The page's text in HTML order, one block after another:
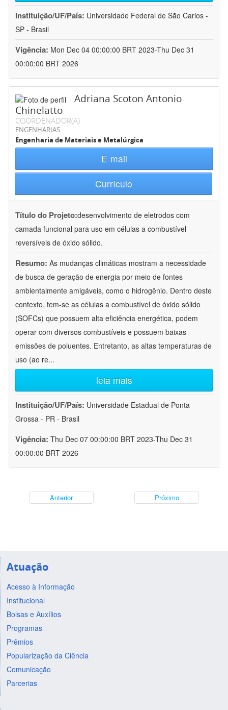
Instituição/UF/País: Universidade Federal de São Carlos -
SP - Brasil
Vigência: Mon Dec 04 00:00:00 BRT 2023-Thu Dec 31
00:00:00 BRT 2026
Adriana Scoton Antonio
Chinelatto
COORDENADOR(A)
ENGENHARIAS
Engenharia de Materiais e Metalúrgica
E-mail
Currículo
Título do Projeto:desenvolvimento de eletrodos com
camada funcional para uso em células a combustível
reversíveis de óxido sólido.
Resumo: As mudanças climáticas mostram a necessidade
de busca de geração de energia por meio de fontes
ambientalmente amigáveis, como o hidrogênio. Dentro deste
contexto, tem-se as células a combustível de óxido sólido
(SOFCs) que possuem alta eficiência energética, podem
operar com diversos combustíveis e possuem baixas
emissões de poluentes. Entretanto, as altas temperaturas de
uso (ao re...
leia mais
Instituição/UF/País: Universidade Estadual de Ponta
Grossa - PR - Brasil
Vigência: Thu Dec 07 00:00:00 BRT 2023-Thu Dec 31
00:00:00 BRT 2026
Anterior Próximo
Atuação
Acesso à Informação
Institucional
Bolsas e Auxílios
Programas
Prêmios
Popularização da Ciência
Comunicação
Parcerias